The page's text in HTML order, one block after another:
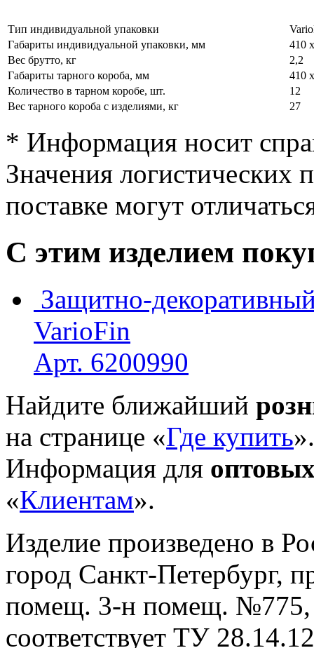
Тип индивидуальной упаковки
Габариты индивидуальной упаковки, мм
410
Вес брутто, кг
2,2
Габариты тарного короба, мм
410
Количество в тарном коробе, шт.
12
Вес тарного короба с изделиями, кг
27
* Информация носит
Значения логистических
поставке могут
С этим изделием
Защитно-
VarioFin
Арт. 6200990
Найдите ближайший
на странице «Где купить».
Информация для
«Клиентам».
Изделие произведено в
город Санкт-Петербург,
помещ. 3-н помещ. №775,
cоответствует ТУ